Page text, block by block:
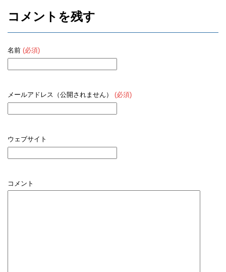
コメントを残す
名前 (必須)
メールアドレス（公開されません） (必須)
ウェブサイト
コメント